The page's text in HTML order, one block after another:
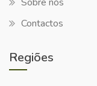
Contactos
Regiões